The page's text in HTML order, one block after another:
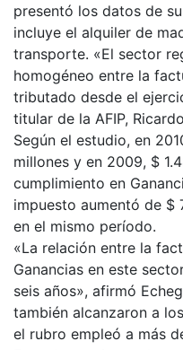
presentó los datos de
incluye el alquiler de
transporte. «El sector
homogéneo entre la
tributado desde el
titular de la AFIP,
Según el estudio, en
millones y en 2009, $
cumplimiento en
impuesto aumentó de $
en el mismo período.
«La relación entre la
Ganancias en este
seis años», afirmó
también alcanzaron a
el rubro empleó a más